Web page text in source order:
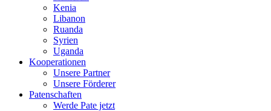
Kenia
Libanon
Ruanda
Syrien
Uganda
Kooperationen
Unsere Partner
Unsere Förderer
Patenschaften
Werde Pate jetzt